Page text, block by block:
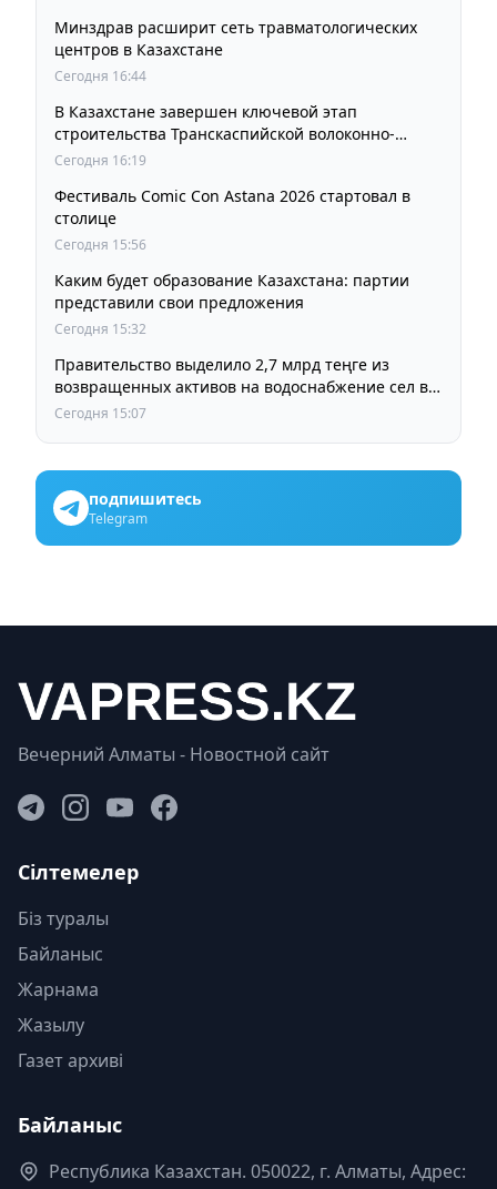
Минздрав расширит сеть травматологических
центров в Казахстане
Сегодня 16:44
В Казахстане завершен ключевой этап
строительства Транскаспийской волоконно-
оптической линии связи
Сегодня 16:19
Фестиваль Comic Con Astana 2026 стартовал в
столице
Сегодня 15:56
Каким будет образование Казахстана: партии
представили свои предложения
Сегодня 15:32
Правительство выделило 2,7 млрд теңге из
возвращенных активов на водоснабжение сел в
СКО
Сегодня 15:07
подпишитесь
Telegram
Вечерний Алматы - Новостной сайт
Сілтемелер
Біз туралы
Байланыс
Жарнама
Жазылу
Газет архиві
Байланыс
Республика Казахстан. 050022, г. Алматы, Адрес: